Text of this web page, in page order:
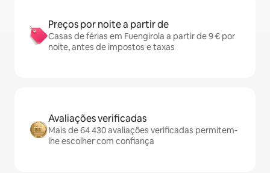
Preços por noite a partir de
Casas de férias em Fuengirola a partir de 9 € por
noite, antes de impostos e taxas
Avaliações verificadas
Mais de 64 430 avaliações verificadas permitem-
lhe escolher com confiança